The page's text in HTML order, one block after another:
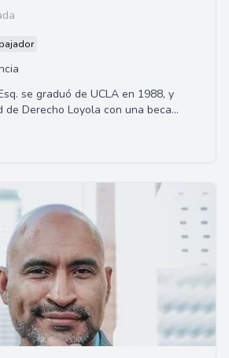
se graduó de UCLA en 1988, y
de Derecho Loyola con una beca